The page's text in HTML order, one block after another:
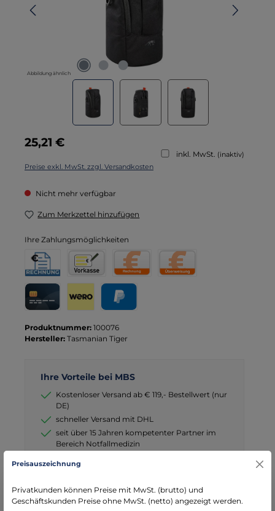
Abbildung ähnlich
Regulärer Preis:
25,21 €
inkl. MwSt. (inaktiv)
Preise exkl. MwSt. zzgl. Versandkosten
Nicht mehr verfügbar
Zum Merkzettel hinzufügen
Ihre Zahlungsmöglichkeiten
Rechnung
Rechnung für Behörden
Vorkasse
Produktnummer: 100076
Hersteller: Tasmanian Tiger
Ihre Vorteile bei MBS
Kostenloser Versand ab € 119,- Bestellwert (nur
DE)
schneller Versand mit DHL
seit über 15 Jahren kompetenter Partner im
Bereich Notfallmedizin
Preisauszeichnung
Privatkunden können Preise mit MwSt. (brutto) und
Geschäftskunden Preise ohne MwSt. (netto) angezeigt werden.